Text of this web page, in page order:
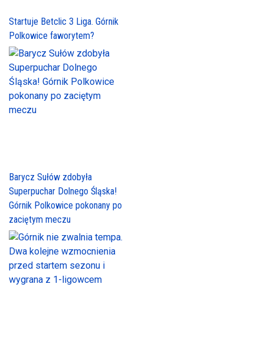
Startuje Betclic 3 Liga. Górnik
Polkowice faworytem?
Barycz Sułów zdobyła
Superpuchar Dolnego Śląska!
Górnik Polkowice pokonany po
zaciętym meczu